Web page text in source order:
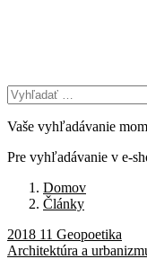
Vaše vyhľadávanie
Pre vyhľadávanie v e-
Domov
Články
2018 11 Geopoetika
Architektúra a